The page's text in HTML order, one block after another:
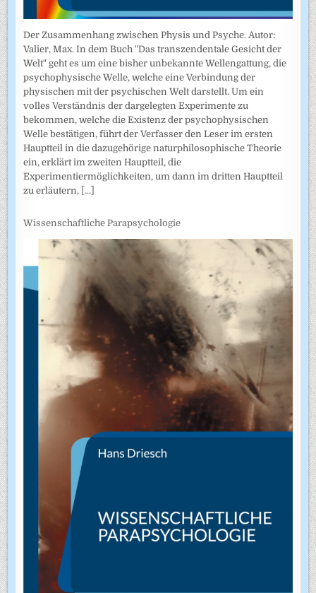
Der Zusammenhang zwischen Physis und Psyche. Autor:
Valier, Max. In dem Buch "Das transzendentale Gesicht der
Welt" geht es um eine bisher unbekannte Wellengattung, die
psychophysische Welle, welche eine Verbindung der
physischen mit der psychischen Welt darstellt. Um ein
volles Verständnis der dargelegten Experimente zu
bekommen, welche die Existenz der psychophysischen
Welle bestätigen, führt der Verfasser den Leser im ersten
Hauptteil in die dazugehörige naturphilosophische Theorie
ein, erklärt im zweiten Hauptteil, die
Experimentiermöglichkeiten, um dann im dritten Hauptteil
zu erläutern, [...]
Wissenschaftliche Parapsychologie